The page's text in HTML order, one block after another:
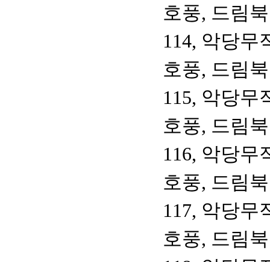
호풍, 드림
114, 악당무
호풍, 드림
115, 악당무
호풍, 드림
116, 악당무
호풍, 드림
117, 악당무
호풍, 드림